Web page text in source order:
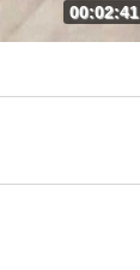
00:02:41